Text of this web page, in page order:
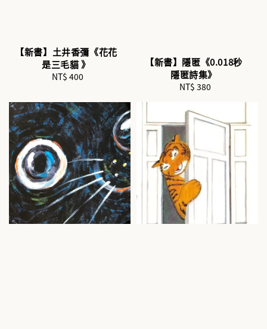
【新書】土井香彌《花花
是三毛貓 》
Regular
NT$ 400
【新書】隱匿《0.018秒
隱匿詩集》
Regular
NT$ 380